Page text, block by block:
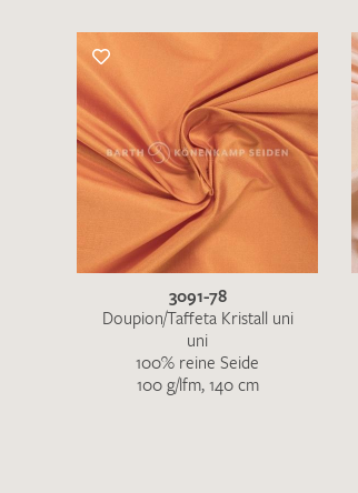
3091-78
Doupion/Taffeta Kristall uni
uni
100% reine Seide
100 g/lfm, 140 cm